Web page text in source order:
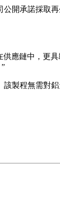
開承諾採取
應鏈中，更
製程無需對